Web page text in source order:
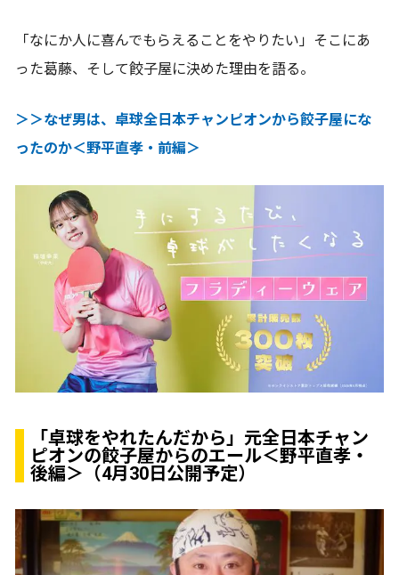
「なにか人に喜んでもらえることをやりたい」そこにあ
った葛藤、そして餃子屋に決めた理由を語る。
＞＞なぜ男は、卓球全日本チャンピオンから餃子屋にな
ったのか＜野平直孝・前編＞
「卓球をやれたんだから」元全日本チャン
ピオンの餃子屋からのエール＜野平直孝・
後編＞（4月30日公開予定）